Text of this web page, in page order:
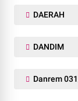
DAERAH
DANDIM
Danrem